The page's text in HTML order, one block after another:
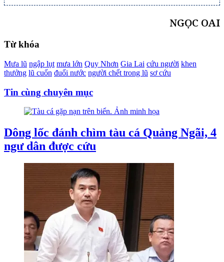
NGỌC OAI
Từ khóa
Mưa lũ ngập lụt mưa lớn Quy Nhơn Gia Lai cứu người khen
thưởng lũ cuốn đuối nước người chết trong lũ sơ cứu
Tin cùng chuyên mục
Dông lốc đánh chìm tàu cá Quảng Ngãi, 4
ngư dân được cứu